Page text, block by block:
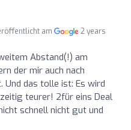
am
2 years
Abstand(!) am
der mir auch nach
Und das tolle ist: Es wird
teurer! 2für eins Deal
schnell nicht gut und